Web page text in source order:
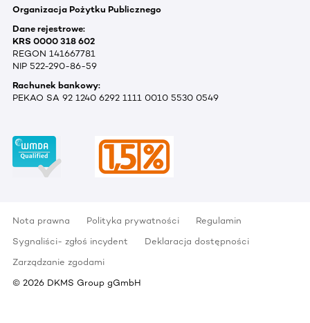
Organizacja Pożytku Publicznego
Dane rejestrowe:
KRS 0000 318 602
REGON 141667781
NIP 522-290-86-59
Rachunek bankowy:
PEKAO SA 92 1240 6292 1111 0010 5530 0549
Nota prawna Polityka prywatności
Regulamin
Sygnaliści- zgłoś incydent
Deklaracja dostępności
Zarządzanie zgodami
© 2026 DKMS Group gGmbH